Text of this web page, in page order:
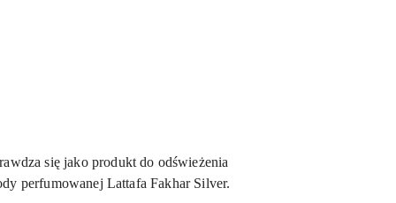
się jako produkt do odświeżenia
perfumowanej Lattafa Fakhar Silver.